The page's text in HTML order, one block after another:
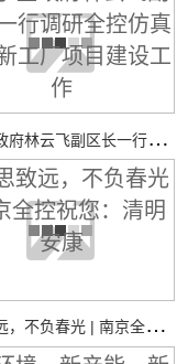
江
宁区政府林云飞副区长一行调研全控仿真平台新工厂项目建设工作
追
思致远，不负春光 | 南京全控祝您：清明安康